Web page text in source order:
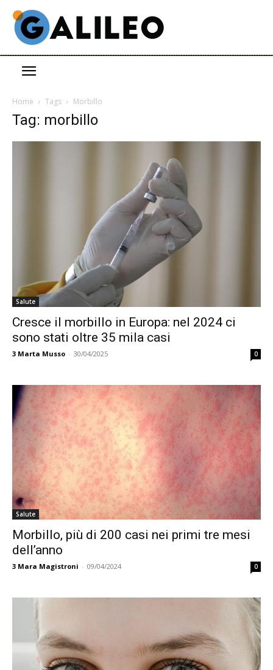
Home Tags Morbillo
Tag: morbillo
Salute
Cresce il morbillo in Europa: nel 2024 ci
sono stati oltre 35 mila casi
3 Marta Musso - 30/04/2025 0
Salute
Morbillo, più di 200 casi nei primi tre mesi
dell’anno
3 Mara Magistroni - 09/04/2024 0